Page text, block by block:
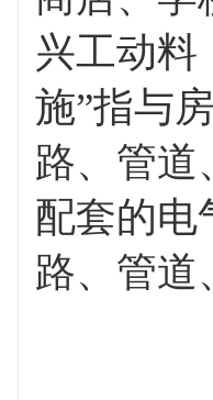
兴工动料
施”指与
路、管道
配套的电
路、管道